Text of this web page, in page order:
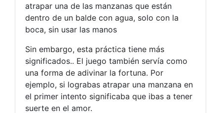
atrapar una de las manzanas que están
dentro de un balde con agua, solo con la
boca, sin usar las manos
Sin embargo, esta práctica tiene más
significados.. El juego también servía como
una forma de adivinar la fortuna. Por
ejemplo, si lograbas atrapar una manzana en
el primer intento significaba que ibas a tener
suerte en el amor.